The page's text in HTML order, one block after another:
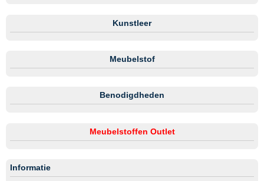
Kunstleer
Meubelstof
Benodigdheden
Meubelstoffen Outlet
Informatie